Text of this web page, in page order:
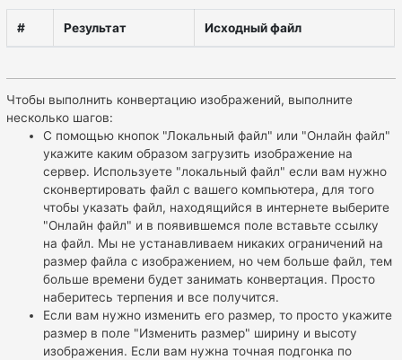
# Результат Исходный файл
Чтобы выполнить конвертацию изображений, выполните
несколько шагов:
С помощью кнопок "Локальный файл" или "Онлайн файл"
укажите каким образом загрузить изображение на
сервер. Используете "локальный файл" если вам нужно
сконвертировать файл с вашего компьютера, для того
чтобы указать файл, находящийся в интернете выберите
"Онлайн файл" и в появившемся поле вставьте ссылку
на файл. Мы не устанавливаем никаких ограничений на
размер файла с изображением, но чем больше файл, тем
больше времени будет занимать конвертация. Просто
наберитесь терпения и все получится.
Если вам нужно изменить его размер, то просто укажите
размер в поле "Изменить размер" ширину и высоту
изображения. Если вам нужна точная подгонка по